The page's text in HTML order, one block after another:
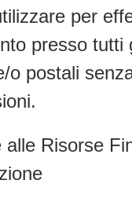
per
presso tutti
o postali
alle Risorse